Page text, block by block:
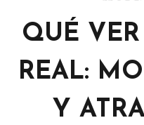
QUÉ
REAL:
Y